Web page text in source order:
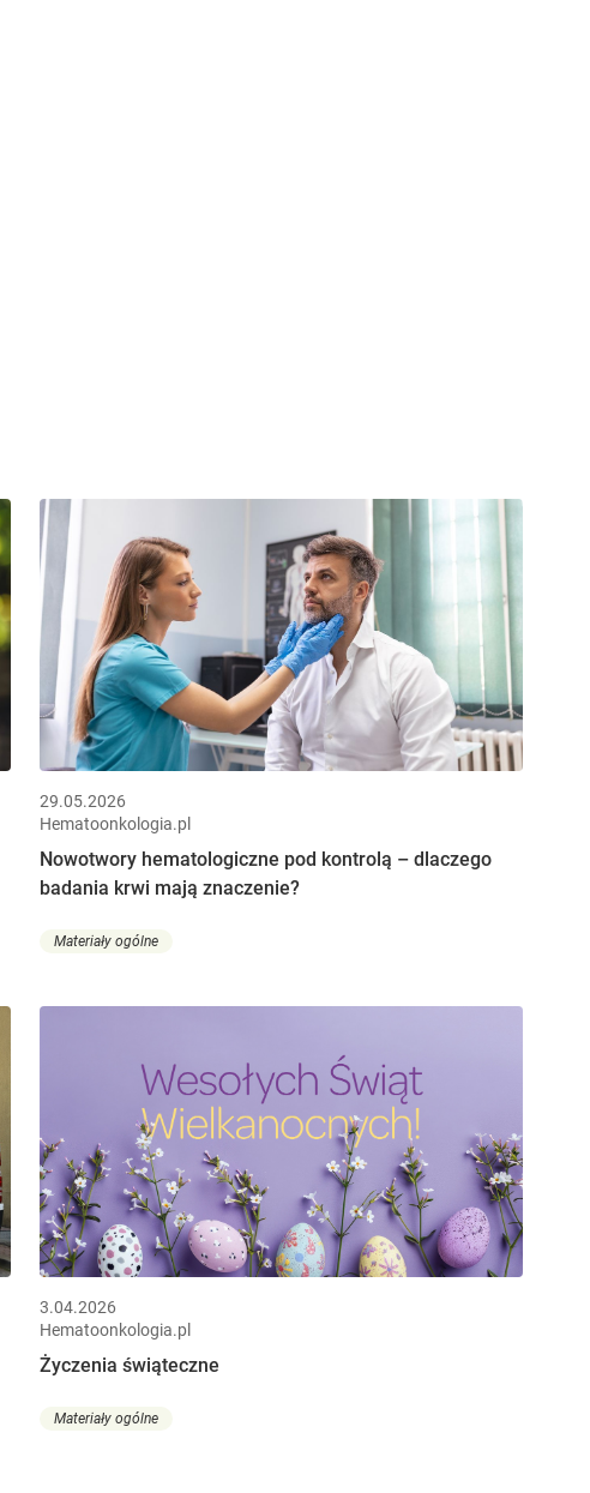
29.05.2026
Hematoonkologia.pl
Nowotwory hematologiczne pod kontrolą – dlaczego
badania krwi mają znaczenie?
Materiały ogólne
3.04.2026
Hematoonkologia.pl
Życzenia świąteczne
Materiały ogólne